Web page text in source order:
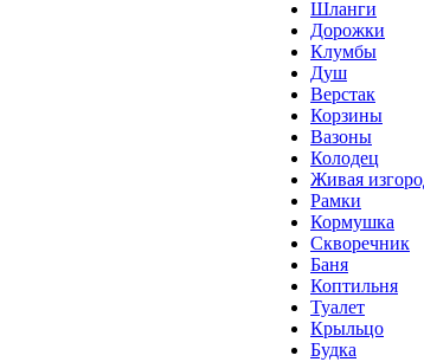
Шланги
Дорожки
Клумбы
Душ
Верстак
Корзины
Вазоны
Колодец
Живая
Рамки
Кормушка
Скворечник
Баня
Коптильня
Туалет
Крыльцо
Будка